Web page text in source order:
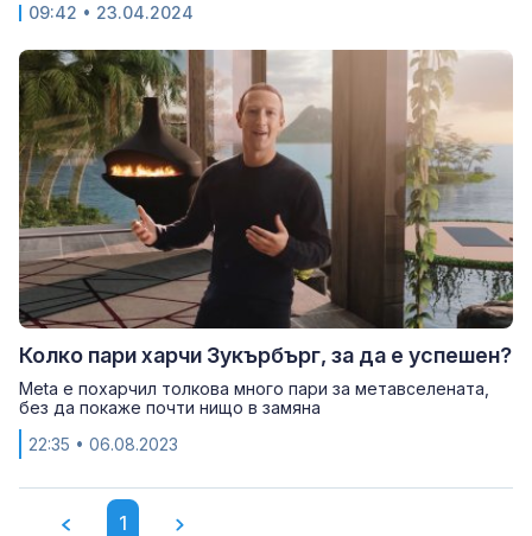
09:42 • 23.04.2024
Колко пари харчи Зукърбърг, за да е успешен?
Meta е похарчил толкова много пари за метавселената,
без да покаже почти нищо в замяна
22:35 • 06.08.2023
1